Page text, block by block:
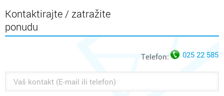
Kontaktirajte / zatražite
ponudu
Telefon: 025 22 585